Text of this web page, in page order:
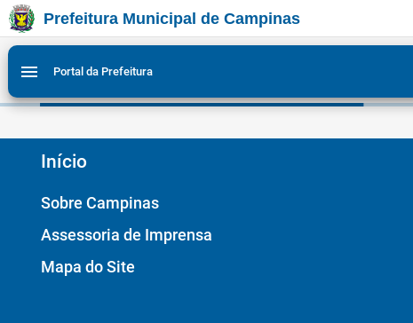
Ir para conteudo 1
Ir para menu do site da Prefeitura de Campinas
Ligar/Desligar contraste visual de tela para acessibilidade
Prefeitura Municipal de Campinas
menu Portal da Prefeitura
Início
Sobre Campinas
Assessoria de Imprensa
Mapa do Site